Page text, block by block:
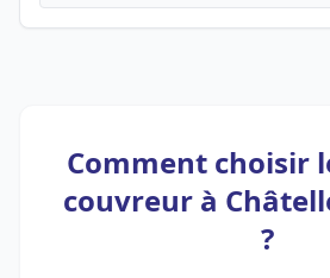
Comment choisir
couvreur à
?